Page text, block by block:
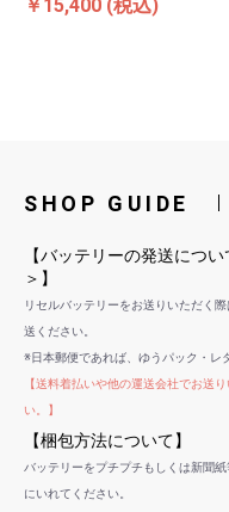
￥15,400 (税込)
SHOP GUIDE
【バッテリーの発送につ
＞】
リセルバッテリーをお送りいただく際
送ください。
※日本郵便であれば、ゆうパック・レ
【送料着払いや他の運送会社でお送
い。】
【梱包方法について】
バッテリーをプチプチもしくは新聞
にいれてください。